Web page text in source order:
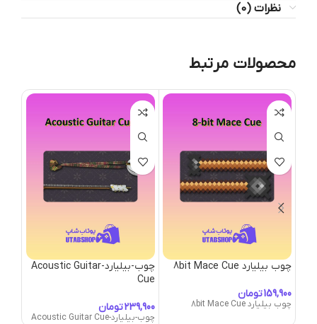
نظرات (0)
محصولات مرتبط
چوب بیلیارد 8bit Mace Cue
تومان
چوب بیلیارد 8bit Mace Cue
چوب-بیلیارد-Acoustic Guitar
Cue
تومان
چوب-بیلیارد-Acoustic Guitar Cue